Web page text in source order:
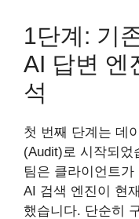
1단계: 기
AI 답변 엔
석
첫 번째 단계는 데
(Audit)로 시작되었
팀은 클라이언트
AI 검색 엔진이 현
했습니다. 단순히